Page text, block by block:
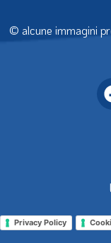
© alcune immagini
Privacy Policy